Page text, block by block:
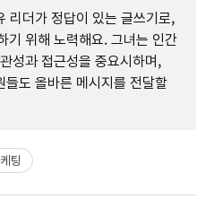
리더가 정답이 있는 글쓰기로,
기 위해 노력해요. 그녀는 인간
성과 접근성을 중요시하며,
도 올바른 메시지를 전달할
팅